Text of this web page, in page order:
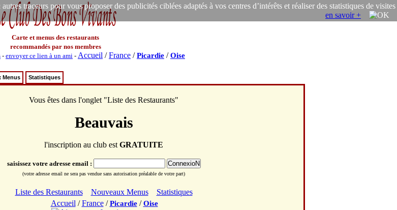
traceurs pour vous proposer des publicités ciblées adaptés à vos centres d’intérêts et réaliser des statistiques de visites
en savoir +
Carte et menus des restaurants
recommandés par nos membres
- envoyer ce lien à un ami - Accueil /France /Picardie /Oise
Menus Statistiques
Vous êtes dans l'onglet "Liste des Restaurants"
Beauvais
l'inscription au club est GRATUITE
saisissez votre adresse email :
(votre adresse email ne sera pas vendue sans autorisation préalable de votre part)
Liste des Restaurants Nouveaux Menus
Statistiques
Accueil /France/Picardie/Oise